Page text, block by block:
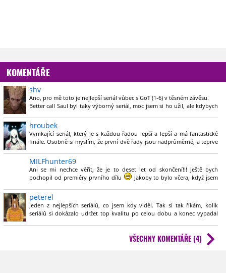
KOMENTÁŘE
shv
Ano, pro mě toto je nejlepší seriál vůbec s GoT (1-6) v těsném závěsu.
Better call Saul byl taky výborný seriál, moc jsem si ho užil, ale kdybych
utkví v paměti, tak těch v Saulovi prostě tolik nebylo..
hroubek
Vynikající seriál, který je s každou řadou lepší a lepší a má fantastické
finále. Osobně si myslím, že první dvě řady jsou nadprůměrné, a teprve
mě nebude nikdy nejlepší seriál ever je Anna Gunn, která svou postavu
zahrála skvěle, ale já jí v seriálu nemohl vůbec vystát.
MILFhunter69
Ani se mi nechce věřit, že je to deset let od skončení!!! Ještě bych
pochopil od premiéry prvního dílu
Jakoby to bylo včera, když jsem
žádného seriálu neměl a myslim, že právě nadprůměrná kvalita BB
zapříčinila, že to tak ještě dlouho zůstane. BCS bylo taky hodně
povedený. Hlavně první 3 řady.
peterel
Jeden z nejlepších seriálů, co jsem kdy viděl. Tak si tak říkám, kolik
seriálů si dokázalo udržet top kvalitu po celou dobu a konec vypadal
nemyslím, že to tam od začátku směřovalo.
Ale pak tu jsou seriály jako Heroes, Prison Break... nebyl tu někdy článek
VŠECHNY KOMENTÁŘE (4)